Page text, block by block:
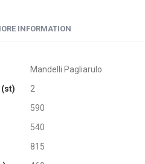
Dondoli en Marco Pocci
de Intrigo armstoel vloeit
vervaardigd uit hoogwaardig
INFORMATION
Mandelli Pagliarulo
(st)
2
590
540
815